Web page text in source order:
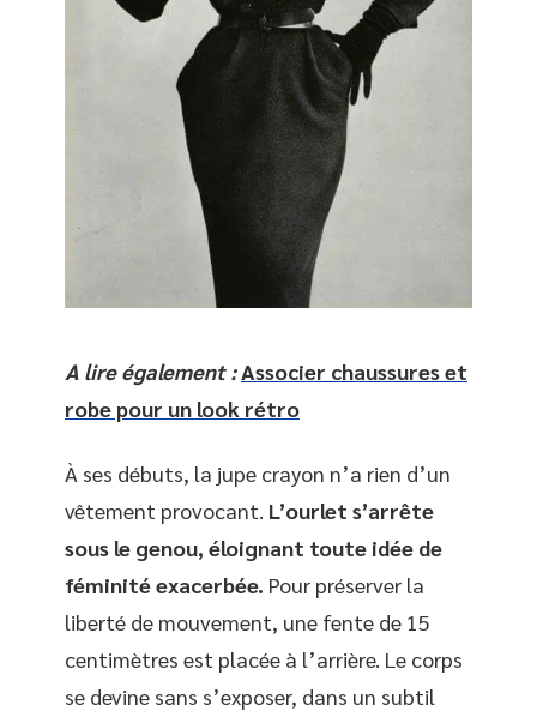
A lire également :Associer chaussures et
robe pour un look rétro
À ses débuts, la jupe crayon n’a rien d’un
vêtement provocant. L’ourlet s’arrête
sous le genou, éloignant toute idée de
féminité exacerbée. Pour préserver la
liberté de mouvement, une fente de 15
centimètres est placée à l’arrière. Le corps
se devine sans s’exposer, dans un subtil